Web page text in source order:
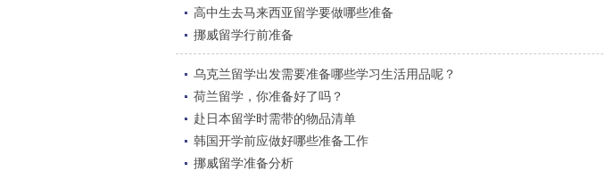
高中生去马来西亚留学要做哪些准备
挪威留学行前准备
乌克兰留学出发需要准备哪些学习生活用品呢？
荷兰留学，你准备好了吗？
赴日本留学时需带的物品清单
韩国开学前应做好哪些准备工作
挪威留学准备分析